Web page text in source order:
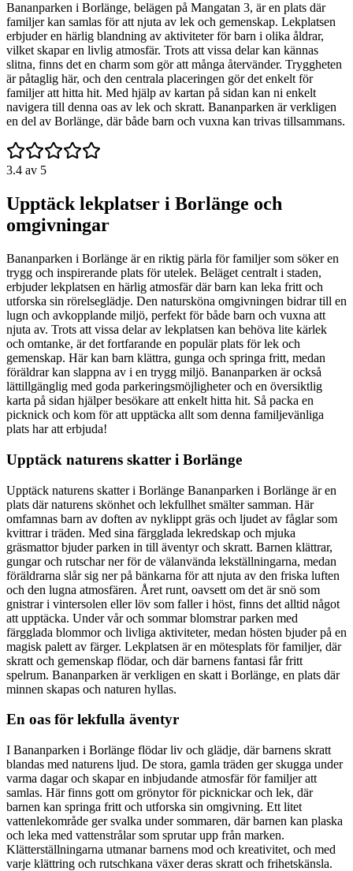
Bananparken i Borlänge, belägen på Mangatan 3, är en plats där
familjer kan samlas för att njuta av lek och gemenskap. Lekplatsen
erbjuder en härlig blandning av aktiviteter för barn i olika åldrar,
vilket skapar en livlig atmosfär. Trots att vissa delar kan kännas
slitna, finns det en charm som gör att många återvänder. Tryggheten
är påtaglig här, och den centrala placeringen gör det enkelt för
familjer att hitta hit. Med hjälp av kartan på sidan kan ni enkelt
navigera till denna oas av lek och skratt. Bananparken är verkligen
en del av Borlänge, där både barn och vuxna kan trivas tillsammans.
3.4 av 5
Upptäck lekplatser i Borlänge och
omgivningar
Bananparken i Borlänge är en riktig pärla för familjer som söker en
trygg och inspirerande plats för utelek. Beläget centralt i staden,
erbjuder lekplatsen en härlig atmosfär där barn kan leka fritt och
utforska sin rörelseglädje. Den natursköna omgivningen bidrar till en
lugn och avkopplande miljö, perfekt för både barn och vuxna att
njuta av. Trots att vissa delar av lekplatsen kan behöva lite kärlek
och omtanke, är det fortfarande en populär plats för lek och
gemenskap. Här kan barn klättra, gunga och springa fritt, medan
föräldrar kan slappna av i en trygg miljö. Bananparken är också
lättillgänglig med goda parkeringsmöjligheter och en översiktlig
karta på sidan hjälper besökare att enkelt hitta hit. Så packa en
picknick och kom för att upptäcka allt som denna familjevänliga
plats har att erbjuda!
Upptäck naturens skatter i Borlänge
Upptäck naturens skatter i Borlänge Bananparken i Borlänge är en
plats där naturens skönhet och lekfullhet smälter samman. Här
omfamnas barn av doften av nyklippt gräs och ljudet av fåglar som
kvittrar i träden. Med sina färgglada lekredskap och mjuka
gräsmattor bjuder parken in till äventyr och skratt. Barnen klättrar,
gungar och rutschar ner för de välanvända lekställningarna, medan
föräldrarna slår sig ner på bänkarna för att njuta av den friska luften
och den lugna atmosfären. Året runt, oavsett om det är snö som
gnistrar i vintersolen eller löv som faller i höst, finns det alltid något
att upptäcka. Under vår och sommar blomstrar parken med
färgglada blommor och livliga aktiviteter, medan hösten bjuder på en
magisk palett av färger. Lekplatsen är en mötesplats för familjer, där
skratt och gemenskap flödar, och där barnens fantasi får fritt
spelrum. Bananparken är verkligen en skatt i Borlänge, en plats där
minnen skapas och naturen hyllas.
En oas för lekfulla äventyr
I Bananparken i Borlänge flödar liv och glädje, där barnens skratt
blandas med naturens ljud. De stora, gamla träden ger skugga under
varma dagar och skapar en inbjudande atmosfär för familjer att
samlas. Här finns gott om grönytor för picknickar och lek, där
barnen kan springa fritt och utforska sin omgivning. Ett litet
vattenlekområde ger svalka under sommaren, där barnen kan plaska
och leka med vattenstrålar som sprutar upp från marken.
Klätterställningarna utmanar barnens mod och kreativitet, och med
varje klättring och rutschkana växer deras skratt och frihetskänsla.